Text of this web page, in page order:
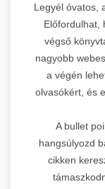
Legyél óvatos,
Előfordulhat,
végső
nagyobb
a végén
olvasókért, és
A bullet
hangsúlyozd
cikken